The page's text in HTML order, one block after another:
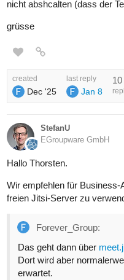
nicht abshcalten (dass der
grüsse
created
Dec '25
last reply
Jan 8
10
StefanU
EGroupware GmbH
Hallo Thorsten.
Wir empfehlen für
freien Jitsi-Server zu
Forever_Group:
Das geht dann über
Dort wird aber
erwartet.